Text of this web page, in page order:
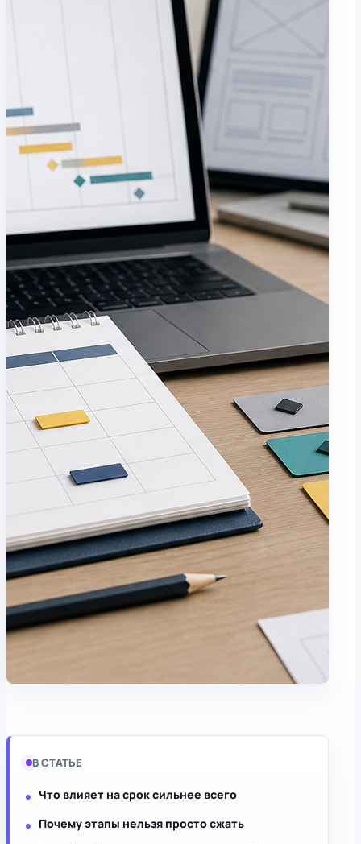
В СТАТЬЕ
Что влияет на срок сильнее всего
Почему этапы нельзя просто сжать